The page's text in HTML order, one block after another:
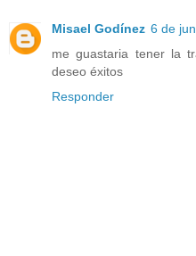
Misael Godínez 6 de
me guastaria tener la
deseo éxitos
Responder